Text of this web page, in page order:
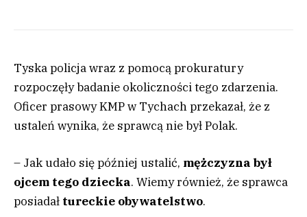
Tyska policja wraz z pomocą prokuratury
rozpoczęły badanie okoliczności tego zdarzenia.
Oficer prasowy KMP w Tychach przekazał, że z
ustaleń wynika, że sprawcą nie był Polak.
– Jak udało się później ustalić, mężczyzna był
ojcem tego dziecka. Wiemy również, że sprawca
posiadał tureckie obywatelstwo.